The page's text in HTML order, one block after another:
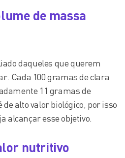
de massa
daqueles que querem
Cada 100 gramas de clara
11 gramas de
alto valor biológico, por isso
alcançar esse objetivo.
nutritivo